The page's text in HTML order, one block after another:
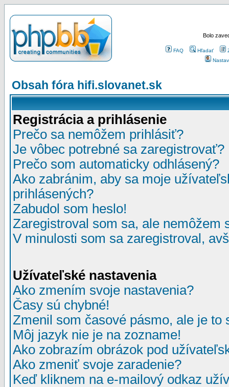
Bolo
FAQ Hľadať
Obsah fóra hifi.slovanet.sk
Registrácia a prihlásenie
Prečo sa nemôžem prihlásiť?
Je vôbec potrebné sa zaregistrovať?
Prečo som automaticky odhlásený?
Ako zabránim, aby sa moje
prihlásených?
Zabudol som heslo!
Zaregistroval som sa, ale nemôžem
V minulosti som sa zaregistroval,
Užívateľské nastavenia
Ako zmením svoje nastavenia?
Časy sú chybné!
Zmenil som časové pásmo, ale je to
Môj jazyk nie je na zozname!
Ako zobrazím obrázok pod
Ako zmeniť svoje zaradenie?
Keď kliknem na e-mailový odkaz